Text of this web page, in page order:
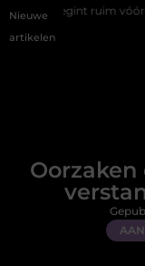
Nieuwe
artikelen
vóór de ceremonie